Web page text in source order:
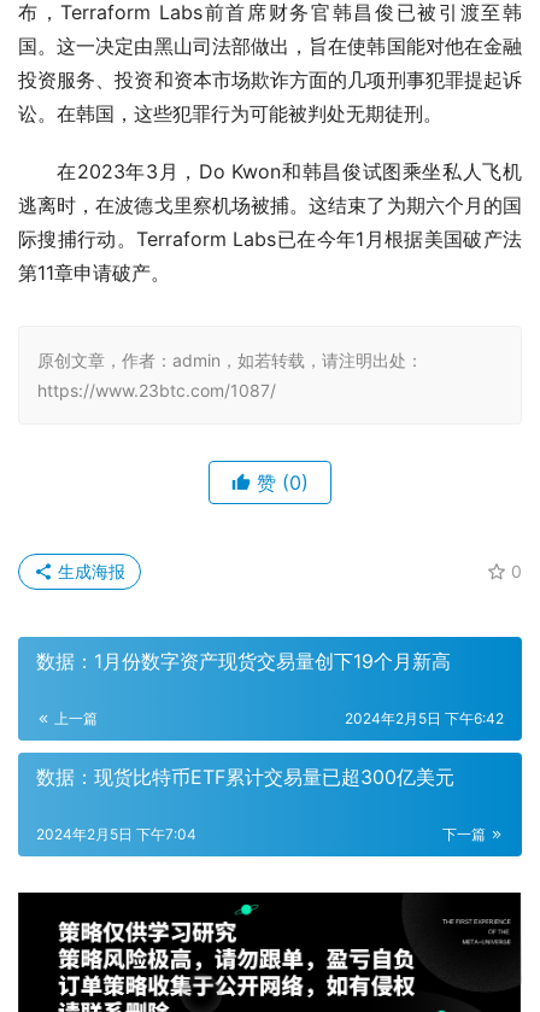
布，Terraform Labs前首席财务官韩昌俊已被引渡至韩
国。这一决定由黑山司法部做出，旨在使韩国能对他在金融
投资服务、投资和资本市场欺诈方面的几项刑事犯罪提起诉
讼。在韩国，这些犯罪行为可能被判处无期徒刑。
在2023年3月，Do Kwon和韩昌俊试图乘坐私人飞机
逃离时，在波德戈里察机场被捕。这结束了为期六个月的国
际搜捕行动。Terraform Labs已在今年1月根据美国破产法
第11章申请破产。
原创文章，作者：admin，如若转载，请注明出处：
https://www.23btc.com/1087/
赞 (0)
0
生成海报
数据：1月份数字资产现货交易量创下19个月新高
上一篇 2024年2月5日 下午6:42
数据：现货比特币ETF累计交易量已超300亿美元
下一篇
2024年2月5日 下午7:04